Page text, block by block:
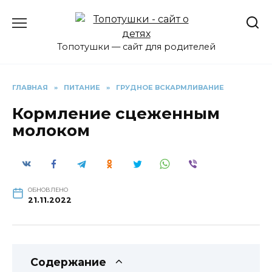
Топотушки — сайт для родителей
ГЛАВНАЯ » ПИТАНИЕ » ГРУДНОЕ ВСКАРМЛИВАНИЕ
Кормление сцеженным
молоком
ОБНОВЛЕНО
21.11.2022
Содержание